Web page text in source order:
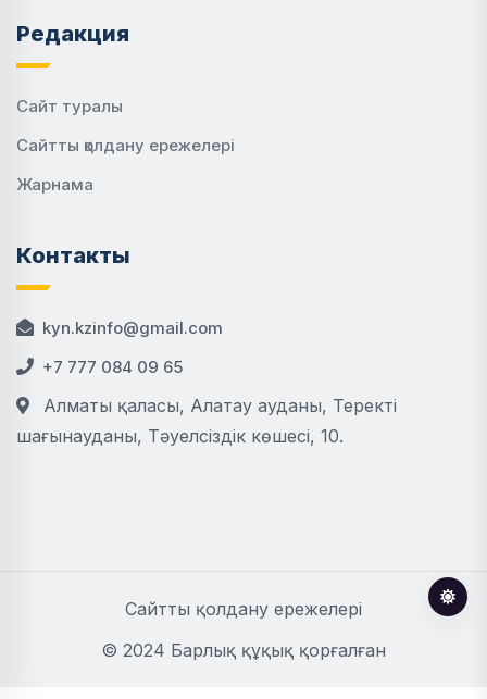
Редакция
Сайт туралы
Сайтты қолдану ережелері
Жарнама
Контакты
kyn.kzinfo@gmail.com
+7 777 084 09 65
Алматы қаласы, Алатау ауданы, Теректі
шағынауданы, Тәуелсіздік көшесі, 10.
Сайтты қолдану ережелері
© 2024 Барлық құқық қорғалған